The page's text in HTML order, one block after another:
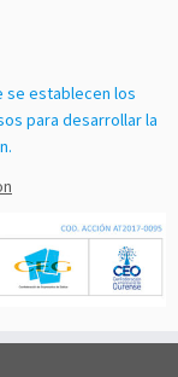
se establecen los
para desarrollar la